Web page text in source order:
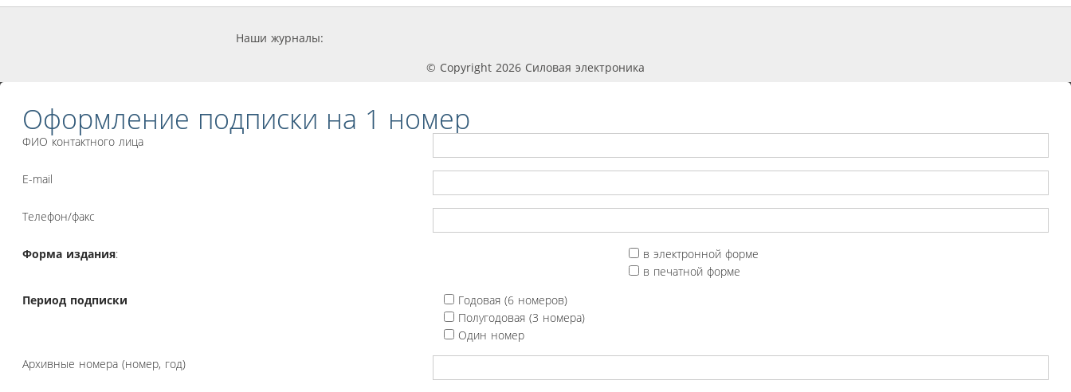
Наши журналы:
© Copyright 2026 Силовая электроника
Оформление подписки на 1 номер
ФИО контактного лица
E-mail
Телефон/факс
Форма издания:
в электронной форме
в печатной форме
Период подписки
Годовая (6 номеров)
Полугодовая (3 номера)
Один номер
Архивные номера (номер, год)